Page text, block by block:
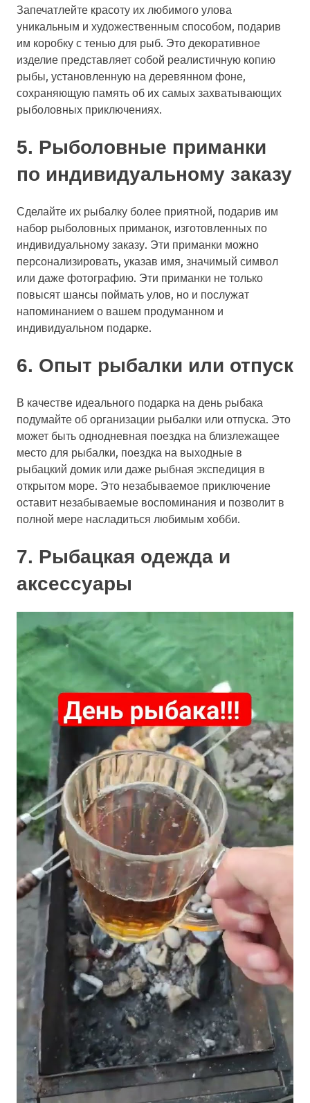
Запечатлейте красоту их любимого улова
уникальным и художественным способом, подарив
им коробку с тенью для рыб. Это декоративное
изделие представляет собой реалистичную копию
рыбы, установленную на деревянном фоне,
сохраняющую память об их самых захватывающих
рыболовных приключениях.
5. Рыболовные приманки
по индивидуальному заказу
Сделайте их рыбалку более приятной, подарив им
набор рыболовных приманок, изготовленных по
индивидуальному заказу. Эти приманки можно
персонализировать, указав имя, значимый символ
или даже фотографию. Эти приманки не только
повысят шансы поймать улов, но и послужат
напоминанием о вашем продуманном и
индивидуальном подарке.
6. Опыт рыбалки или отпуск
В качестве идеального подарка на день рыбака
подумайте об организации рыбалки или отпуска. Это
может быть однодневная поездка на близлежащее
место для рыбалки, поездка на выходные в
рыбацкий домик или даже рыбная экспедиция в
открытом море. Это незабываемое приключение
оставит незабываемые воспоминания и позволит в
полной мере насладиться любимым хобби.
7. Рыбацкая одежда и
аксессуары